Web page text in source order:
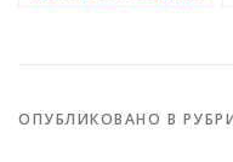
ОПУБЛИКОВАНО В